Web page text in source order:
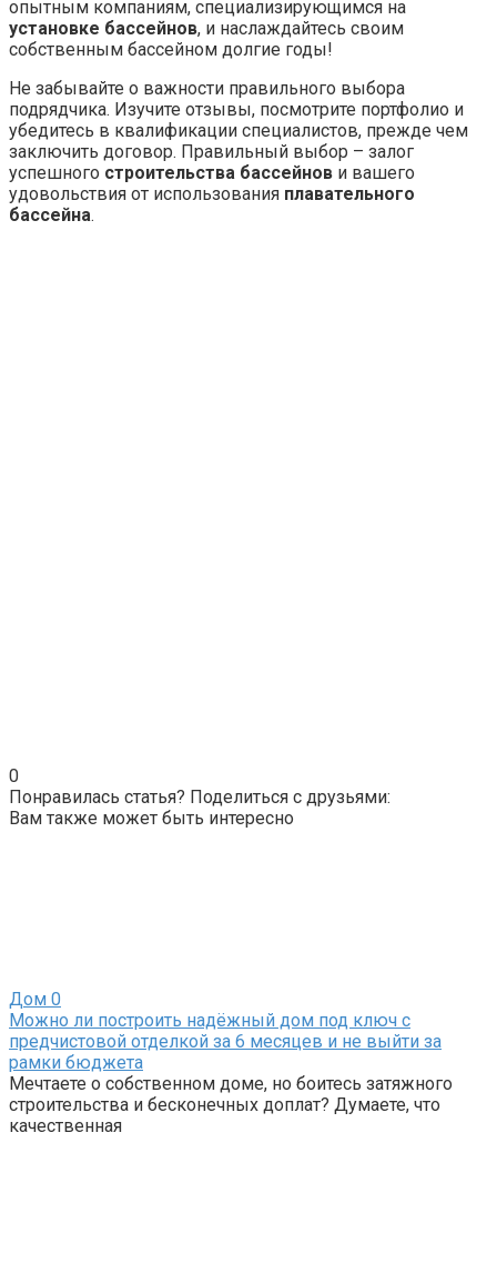
опытным компаниям, специализирующимся на
установке бассейнов, и наслаждайтесь своим
собственным бассейном долгие годы!
Не забывайте о важности правильного выбора
подрядчика. Изучите отзывы, посмотрите портфолио и
убедитесь в квалификации специалистов, прежде чем
заключить договор. Правильный выбор – залог
успешного строительства бассейнов и вашего
удовольствия от использования плавательного
бассейна.
0
Понравилась статья? Поделиться с друзьями:
Вам также может быть интересно
Дом 0
Можно ли построить надёжный дом под ключ с
предчистовой отделкой за 6 месяцев и не выйти за
рамки бюджета
Мечтаете о собственном доме, но боитесь затяжного
строительства и бесконечных доплат? Думаете, что
качественная